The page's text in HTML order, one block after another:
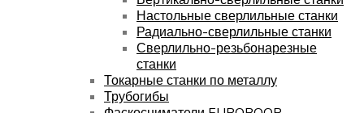
Настольные сверлильные станки
Радиально-сверлильные станки
Сверлильно-резьбонарезные
станки
Токарные станки по металлу
Трубогибы